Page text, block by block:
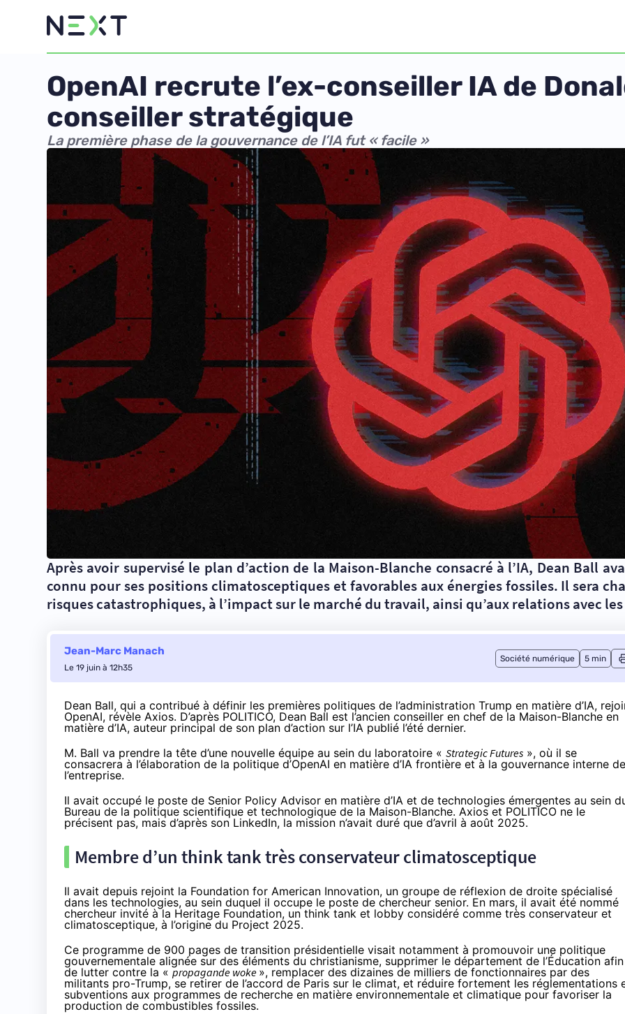
OpenAI recrute l’ex-conseiller IA de
conseiller stratégique
La première phase de la gouvernance de l’IA fut « facile »
Après avoir supervisé le plan d’action de la Maison-Blanche consacré à l’IA, Dean Ball
connu pour ses positions climatosceptiques et favorables aux énergies fossiles. Il sera
risques catastrophiques, à l’impact sur le marché du travail, ainsi qu’aux relations avec
Jean-Marc Manach
Le 19 juin à 12h35
Société numérique 5 min
Dean Ball, qui a contribué à définir les premières politiques de l’administration Trump en matière d’IA,
OpenAI, révèle Axios. D’après POLITICO, Dean Ball est l’ancien conseiller en chef de la Maison-Blanche en
matière d’IA, auteur principal de son plan d’action sur l’IA publié l’été dernier.
M. Ball va prendre la tête d’une nouvelle équipe au sein du laboratoire « Strategic Futures », où il se
consacrera à l’élaboration de la politique d’OpenAI en matière d’IA frontière et à la gouvernance interne de
l’entreprise.
Il avait occupé le poste de Senior Policy Advisor en matière d’IA et de technologies émergentes au sein
Bureau de la politique scientifique et technologique de la Maison-Blanche. Axios et POLITICO ne le
précisent pas, mais d’après son LinkedIn, la mission n’avait duré que d’avril à août 2025.
Membre d’un think tank très conservateur climatosceptique
Il avait depuis rejoint la Foundation for American Innovation, un groupe de réflexion de droite spécialisé
dans les technologies, au sein duquel il occupe le poste de chercheur senior. En mars, il avait été nommé
chercheur invité à la Heritage Foundation, un think tank et lobby considéré comme très conservateur et
climatosceptique, à l’origine du Project 2025.
Ce programme de 900 pages de transition présidentielle visait notamment à promouvoir une politique
gouvernementale alignée sur des éléments du christianisme, supprimer le département de l’Éducation afin
de lutter contre la « propagande woke », remplacer des dizaines de milliers de fonctionnaires par des
militants pro-Trump, se retirer de l’accord de Paris sur le climat, et réduire fortement les réglementations
subventions aux programmes de recherche en matière environnementale et climatique pour favoriser la
production de combustibles fossiles.